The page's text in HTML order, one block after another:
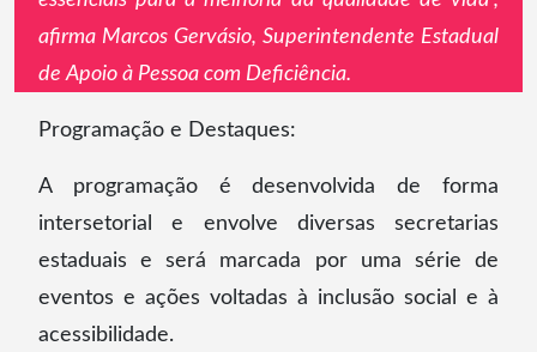
afirma Marcos Gervásio, Superintendente Estadual
de Apoio à Pessoa com Deficiência.
Programação e Destaques:
A programação é desenvolvida de forma
intersetorial e envolve diversas secretarias
estaduais e será marcada por uma série de
eventos e ações voltadas à inclusão social e à
acessibilidade.